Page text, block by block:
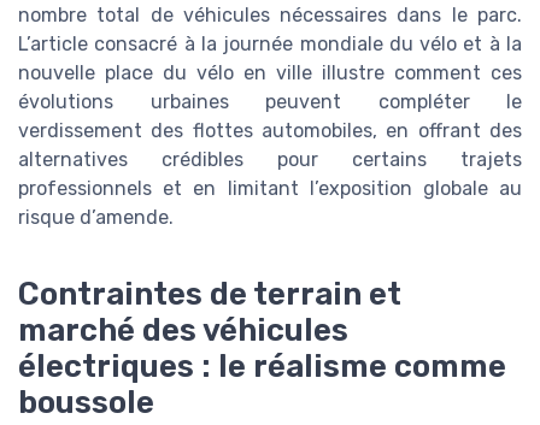
nombre total de véhicules nécessaires dans le parc.
L’article consacré à la journée mondiale du vélo et à la
nouvelle place du vélo en ville illustre comment ces
évolutions urbaines peuvent compléter le
verdissement des flottes automobiles, en offrant des
alternatives crédibles pour certains trajets
professionnels et en limitant l’exposition globale au
risque d’amende.
Contraintes de terrain et
marché des véhicules
électriques : le réalisme comme
boussole